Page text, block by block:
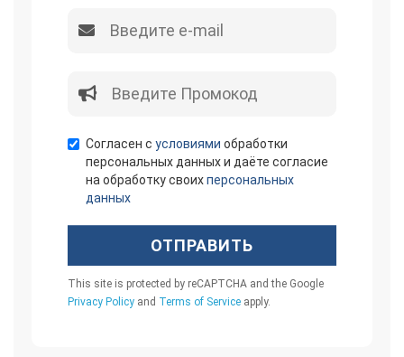
Согласен с условиями обработки
персональных данных и даёте согласие
на обработку своихперсональных
данных
ОТПРАВИТЬ
This site is protected by reCAPTCHA and the Google
Privacy Policy and Terms of Service apply.